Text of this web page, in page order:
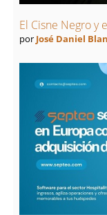
El Cisne Negro y
por José Daniel